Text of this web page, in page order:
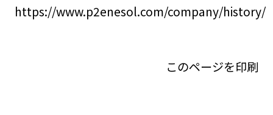
https://www.p2enesol.com/company/history/
このページを印刷